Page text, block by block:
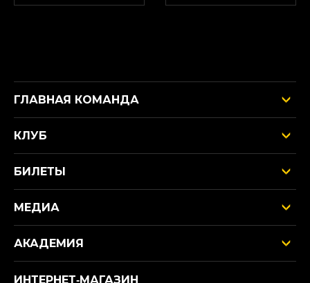
ГЛАВНАЯ КОМАНДА
КЛУБ
БИЛЕТЫ
МЕДИА
АКАДЕМИЯ
ИНТЕРНЕТ‑МАГАЗИН